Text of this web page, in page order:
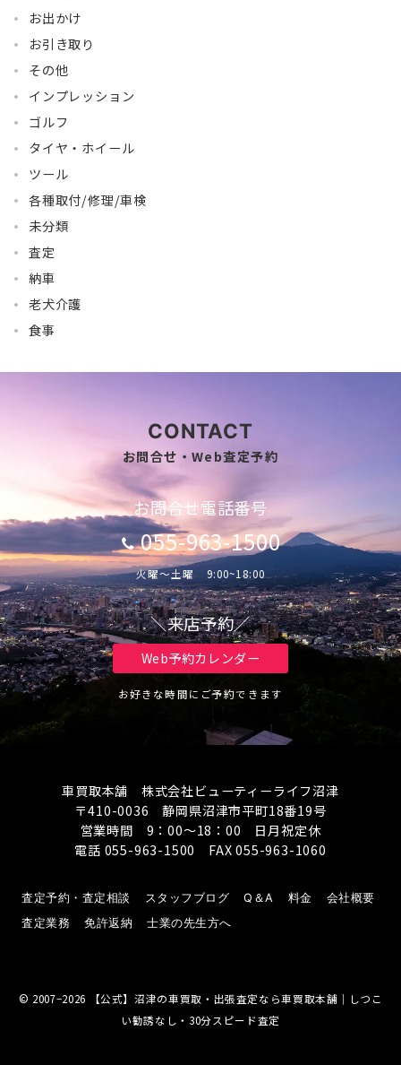
お出かけ
お引き取り
その他
インプレッション
ゴルフ
タイヤ・ホイール
ツール
各種取付/修理/車検
未分類
査定
納車
老犬介護
食事
CONTACT
お問合せ・Web査定予約
お問合せ電話番号
055-963-1500
火曜～土曜 9:00~18:00
＼来店予約／
Web予約カレンダー
お好きな時間にご予約できます
車買取本舗 株式会社ビューティーライフ沼津
〒410-0036 静岡県沼津市平町18番19号
営業時間 9：00～18：00 日月祝定休
電話 055-963-1500 FAX 055-963-1060
査定予約・査定相談 スタッフブログ Q＆A 料金
会社概要
査定業務
免許返納 士業の先生方へ
© 2007−2026
【公式】沼津の車買取・出張査定なら車買取本舗｜しつこ
い勧誘なし・30分スピード査定